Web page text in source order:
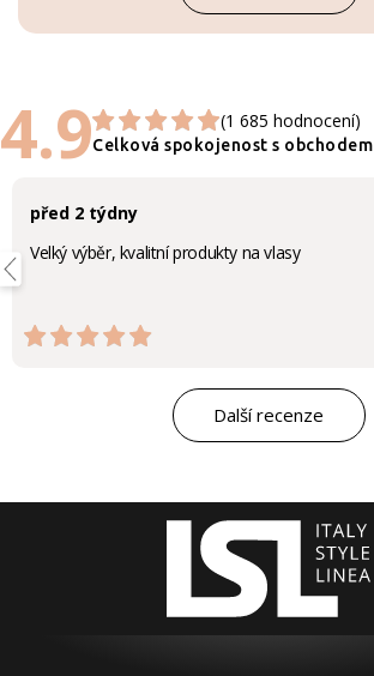
4.9 (1 685 hodnocení)
Celková spokojenost s obchodem
před 2 týdny
Velký výběr, kvalitní produkty na vlasy
Další recenze